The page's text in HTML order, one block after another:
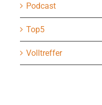
Podcast
Top5
Volltreffer